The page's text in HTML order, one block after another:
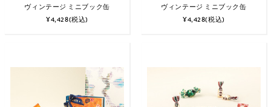
ヴィンテージ ミニブック缶
¥4,428(税込)
ヴィンテージ ミニブック缶
¥4,428(税込)